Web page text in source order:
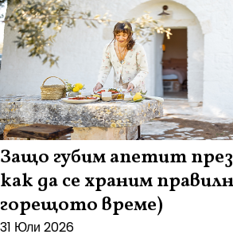
Защо губим апетит
как да се храним
горещото време)
31 Юли 2026